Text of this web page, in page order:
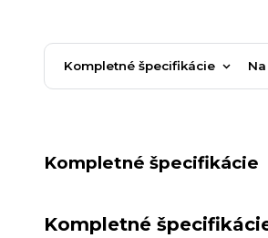
Kompletné špecifikácie
Kompletné špecifikácie
Kompletné